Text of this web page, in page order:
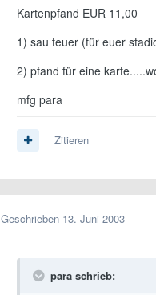
Kartenpfand EUR 11,00
1) sau teuer (für euer
2) pfand für eine
mfg para
Zitieren
Geschrieben 13. Juni 2003
para schrieb: